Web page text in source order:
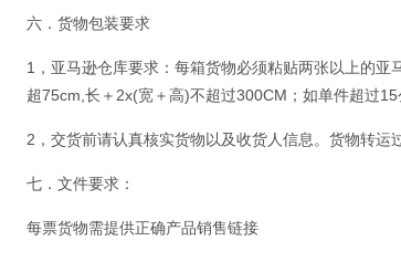
六．货物包装要求
1，亚马逊仓库要求：每箱货物必须粘贴两张以上的
超75cm,长＋2x(宽＋高)不超过300CM；如单件超过
2，交货前请认真核实货物以及收货人信息。货物转
七．文件要求：
每票货物需提供正确产品销售链接